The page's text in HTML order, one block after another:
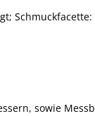
sowie